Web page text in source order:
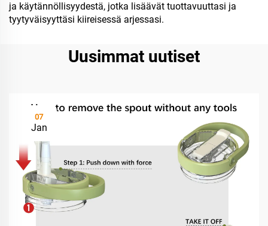
ja käytännöllisyydestä, jotka lisäävät tuottavuuttasi ja
tyytyväisyyttäsi kiireisessä arjessasi.
Uusimmat uutiset
07
Jan